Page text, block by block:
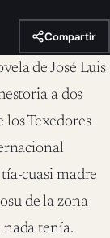
Compartir
de José Luis
a dos
Texedores
cuasi madre
de la zona
nada tenía.